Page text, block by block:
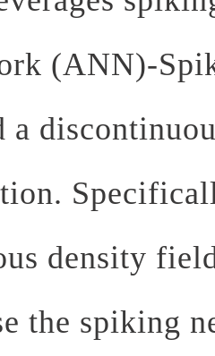
(ANN)-
density
the spiking